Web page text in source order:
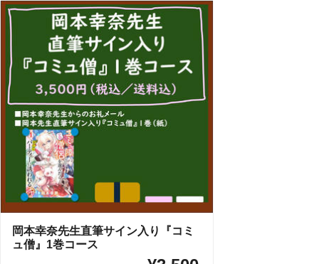
岡本幸奈先生直筆サイン入り『コミ
ュ僧』1巻コース